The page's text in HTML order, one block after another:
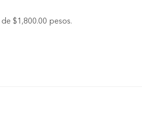
$1,800.00 pesos.